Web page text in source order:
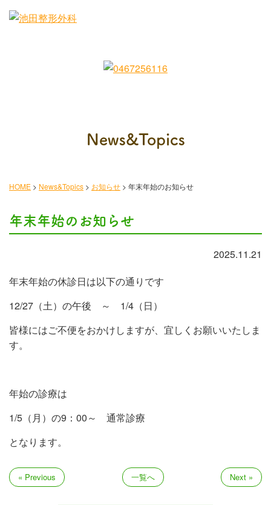
News&Topics
HOME > News&Topics > お知らせ > 年末年始のお知らせ
年末年始のお知らせ
2025.11.21
年末年始の休診日は以下の通りです
12/27（土）の午後 ～ 1/4（日）
皆様にはご不便をおかけしますが、宜しくお願いいたしま
す。
年始の診療は
1/5（月）の9：00～ 通常診療
となります。
« Previous 一覧へ Next »